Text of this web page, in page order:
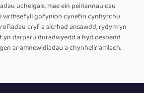
uchelgais, mae ein peiriannau cau
wrthsefyll gofynion cynefin cynhyrchu
cryf a sicrhad ansawdd, rydym yn
darparu duradwyedd a hyd oesoedd
ar amnewidiadau a chynhelir amlach.